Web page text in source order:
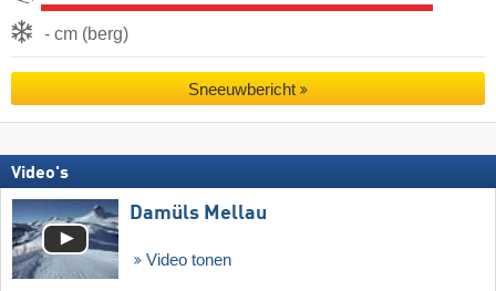
- cm (berg)
Sneeuwbericht
Video's
Damüls Mellau
Video tonen